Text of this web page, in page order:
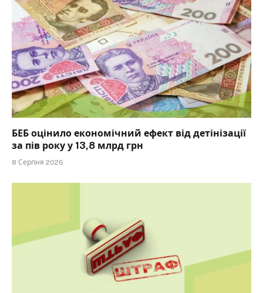
БЕБ оцінило економічний ефект від детінізації
за пів року у 13,8 млрд грн
8 Серпня 2026